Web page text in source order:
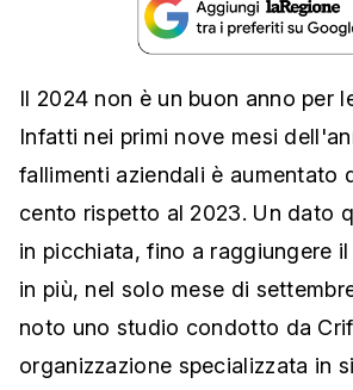
Il 2024 non è un buon anno per
Infatti nei primi nove mesi
fallimenti aziendali è aumentato
cento rispetto al 2023. Un dato
in picchiata, fino a raggiungere
in più, nel solo mese di
noto uno studio condotto da
organizzazione specializzata in